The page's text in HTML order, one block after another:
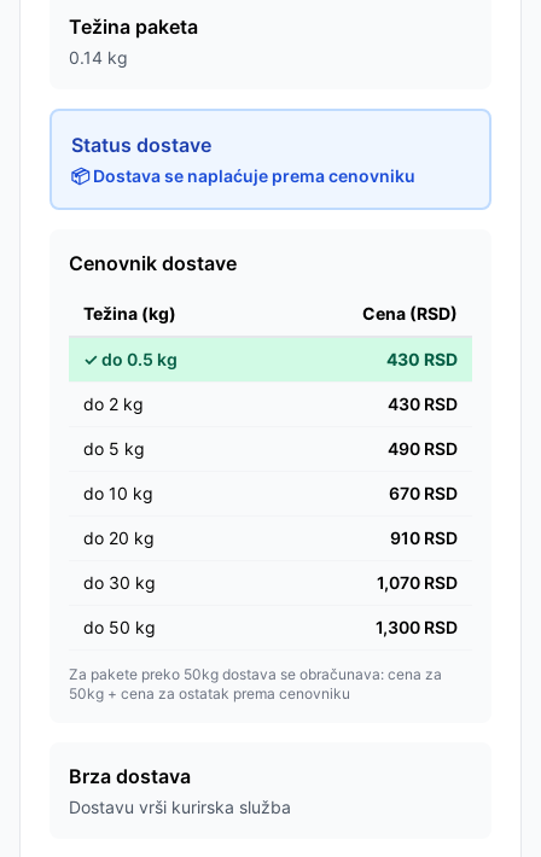
Težina paketa
0.14 kg
Status dostave
📦 Dostava se naplaćuje prema cenovniku
Cenovnik dostave
Težina (kg) Cena (RSD)
✓do 0.5 kg 430 RSD
do 2 kg 430 RSD
do 5 kg 490 RSD
do 10 kg 670 RSD
do 20 kg 910 RSD
do 30 kg 1,070 RSD
do 50 kg 1,300 RSD
Za pakete preko 50kg dostava se obračunava: cena za
50kg + cena za ostatak prema cenovniku
Brza dostava
Dostavu vrši kurirska služba